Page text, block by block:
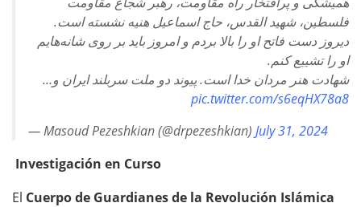
فلسطین، شهید القدس، حاج اسماعیل هنیه نشسته‌ است.
دیروز دست فاتح او را بالا بردم و امروز باید بر روی شانه‌هایم
او را تشییع کنم.
شهادت هنر مردان خدا است. پیوند دو ملت سربلند ایران و…
pic.twitter.com/s6eqHX78a8
— Masoud Pezeshkian (@drpezeshkian) July 31, 2024
Investigación en Curso
El Cuerpo de Guardianes de la Revolución Islámica